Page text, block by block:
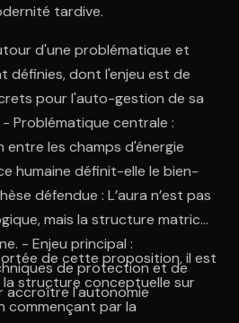
tardive.
d'une problématique et
définies, dont l'enjeu est de
pour l'auto-gestion de sa
Problématique centrale :
les champs d'énergie
humaine définit-elle le bien-
défendue : L’aura n’est pas
mais la structure matrice
- Enjeu principal :
de protection et de
accroître l'autonomie
de cette proposition, il est
la structure conceptuelle sur
commençant par la